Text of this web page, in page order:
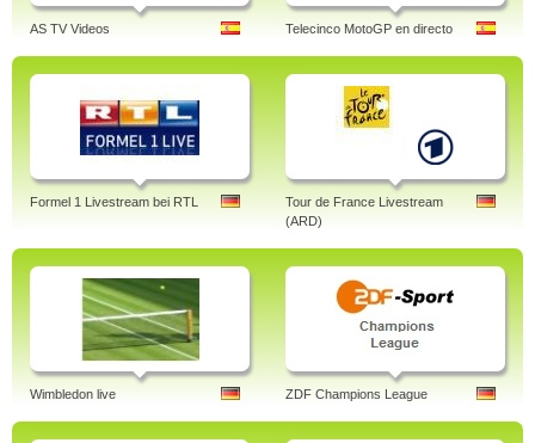
AS TV Videos Telecinco MotoGP en directo
Formel 1 Livestream bei RTL
Tour de France Livestream
(ARD)
Wimbledon live ZDF Champions League